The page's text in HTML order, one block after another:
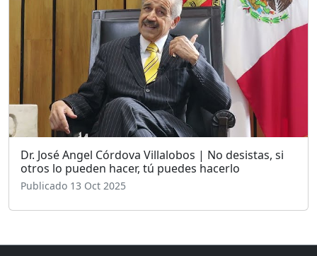
Dr. José Angel Córdova Villalobos | No desistas, si
otros lo pueden hacer, tú puedes hacerlo
Publicado 13 Oct 2025